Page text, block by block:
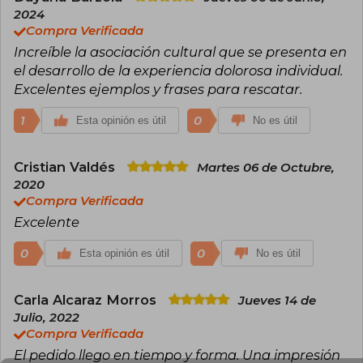
salud mental, advirtiendo sobre los riesgos de
una "humanidad sentada" que reduce el placer
de vivir .
Recurso Ciencia y Tecnología
Su enfoque interdisciplinario y su capacidad
para conectar la antropología con la reflexión
filosófica y social han consolidado a David Le
Breton como una figura clave en los estudios
2024
Compra Verificada
Increíble la asociación cultural que se presenta en
el desarrollo de la experiencia dolorosa individual.
Excelentes ejemplos y frases para rescatar.
1 Esta opinión es útil 0 No es útil
Cristian Valdés
Martes 06 de Octubre,
2020
Compra Verificada
Excelente
0 Esta opinión es útil 0 No es útil
Carla Alcaraz Morros
Jueves 14 de
Julio, 2022
Compra Verificada
El pedido llego en tiempo y forma. Una impresión